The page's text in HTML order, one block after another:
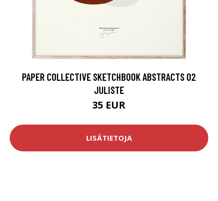
PAPER COLLECTIVE SKETCHBOOK ABSTRACTS 02
JULISTE
35 EUR
LISÄTIETOJA